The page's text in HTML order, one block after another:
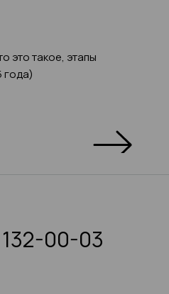
это такое, этапы
года)
00-03